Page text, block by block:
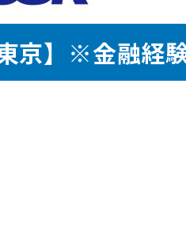
京】※金融経